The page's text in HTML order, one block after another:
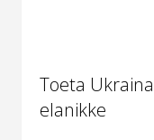
Toeta Ukraina
elanikke